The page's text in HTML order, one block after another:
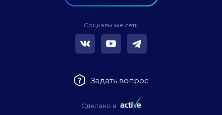
Социальные сети
Задать вопрос
Сделано в